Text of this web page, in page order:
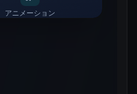
アニメーション